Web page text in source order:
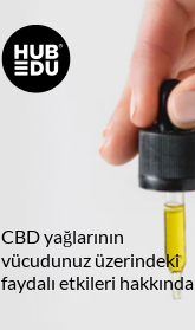
CBD yağlarının
vücudunuz üzerindeki
faydalı etkileri hakkında